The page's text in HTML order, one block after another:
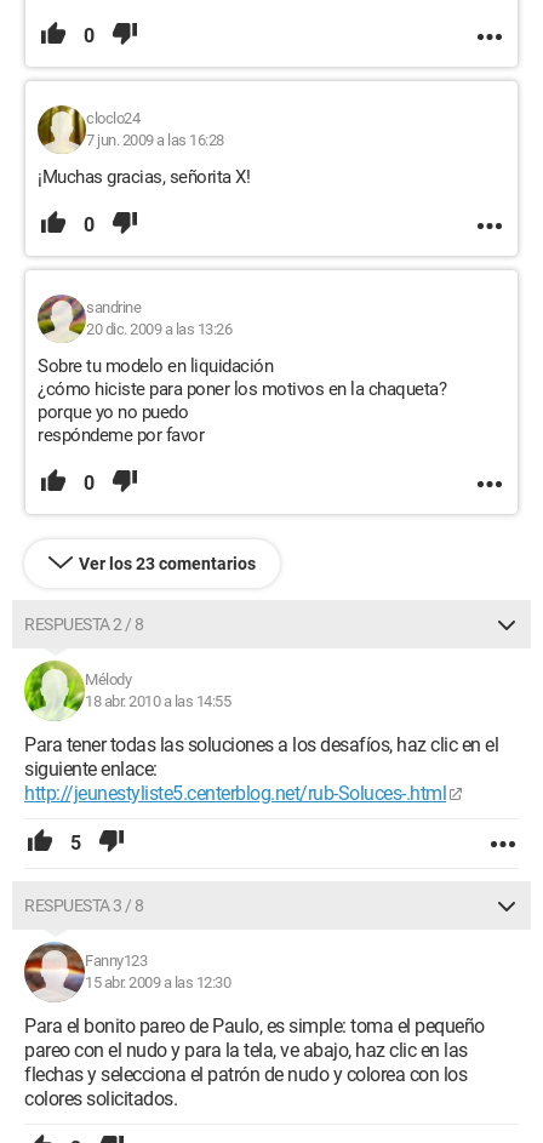
0
cloclo24
7 jun. 2009 a las 16:28
¡Muchas gracias, señorita X!
0
sandrine
20 dic. 2009 a las 13:26
Sobre tu modelo en liquidación
¿cómo hiciste para poner los motivos en la chaqueta?
porque yo no puedo
respóndeme por favor
0
Ver los 23 comentarios
RESPUESTA 2 / 8
Mélody
18 abr. 2010 a las 14:55
Para tener todas las soluciones a los desafíos, haz clic en el
siguiente enlace:
http://jeunestyliste5.centerblog.net/rub-Soluces-.html
5
RESPUESTA 3 / 8
Fanny123
15 abr. 2009 a las 12:30
Para el bonito pareo de Paulo, es simple: toma el pequeño
pareo con el nudo y para la tela, ve abajo, haz clic en las
flechas y selecciona el patrón de nudo y colorea con los
colores solicitados.